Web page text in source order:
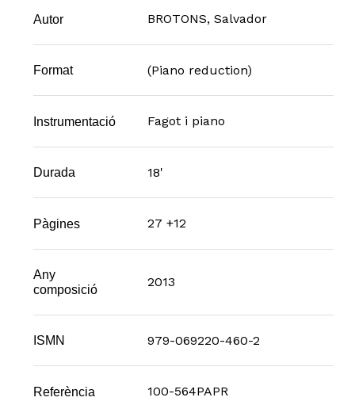
Autor BROTONS, Salvador
Format (Piano reduction)
Instrumentació Fagot i piano
Durada 18'
Pàgines 27 +12
Any
composició
2013
ISMN 979-069220-460-2
Referència 100-564PAPR